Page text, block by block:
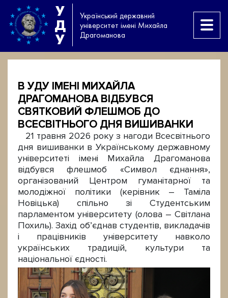
У
Д
У
Український державний
університет імені Михайла
Драгоманова
В УДУ ІМЕНІ МИХАЙЛА
ДРАГОМАНОВА ВІДБУВСЯ
СВЯТКОВИЙ ФЛЕШМОБ ДО
ВСЕСВІТНЬОГО ДНЯ ВИШИВАНКИ
21 травня 2026 року з нагоди Всесвітнього
дня вишиванки в Українському державному
університеті імені Михайла Драгоманова
відбувся флешмоб «Символ єднання»,
організований Центром гуманітарної та
молодіжної політики (керівник – Таміла
Новіцька) спільно зі Студентським
парламентом університету (олова – Світлана
Похиль). Захід об’єднав студентів, викладачів
і працівників університету навколо
українських традицій, культури та
національної єдності.